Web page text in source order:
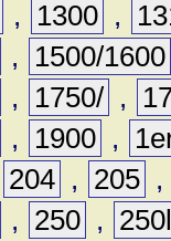
, 1300 ,
,
1500/1600
, 1750/ ,
, 1900 ,
204 , 205 ,
, 250 ,